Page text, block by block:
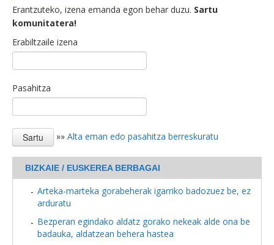
Erantzuteko, izena emanda egon behar duzu. Sartu
komunitatera!
Erabiltzaile izena
Pasahitza
»» Alta eman edo pasahitza berreskuratu
BIZKAIE / EUSKEREA BERBAGAI
Arteka-marteka gorabeherak igarriko badozuez be, ez
arduratu
Bezperan egindako aldatz gorako nekeak alde ona be
badauka, aldatzean behera hastea